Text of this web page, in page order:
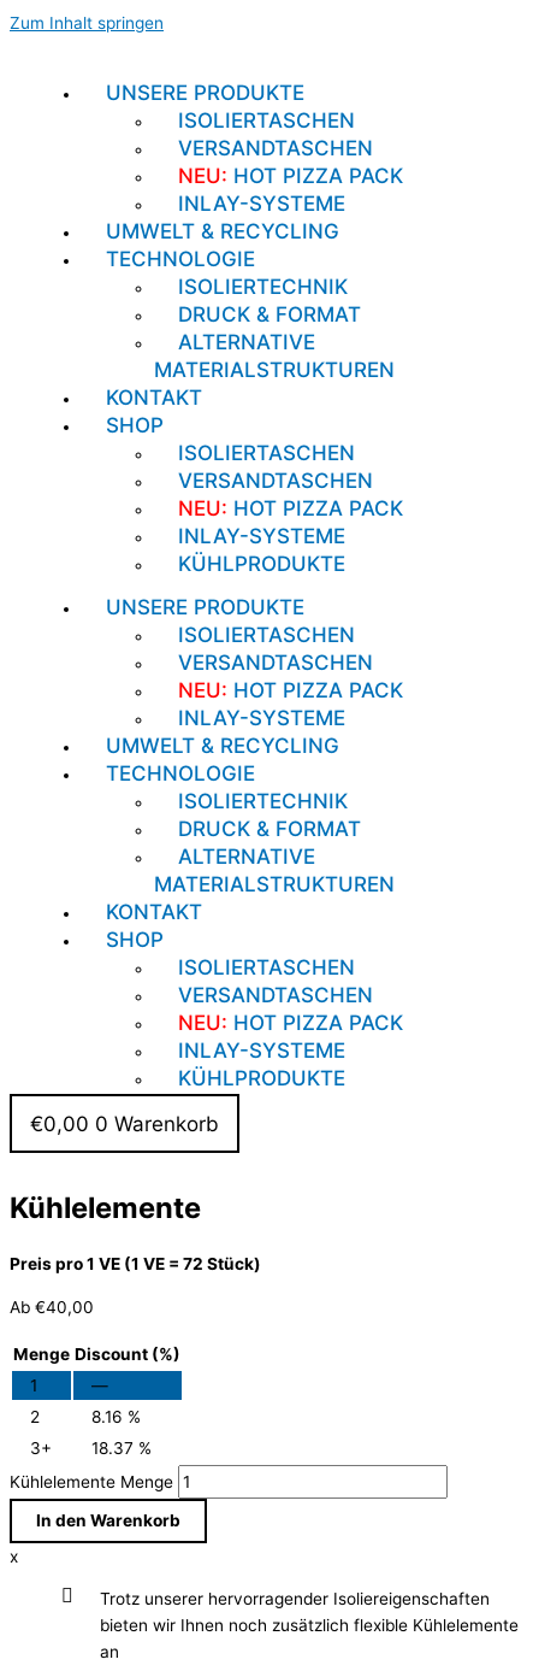
Zum Inhalt springen
UNSERE PRODUKTE
ISOLIERTASCHEN
VERSANDTASCHEN
NEU: HOT PIZZA PACK
INLAY-SYSTEME
UMWELT & RECYCLING
TECHNOLOGIE
ISOLIERTECHNIK
DRUCK & FORMAT
ALTERNATIVE
MATERIALSTRUKTUREN
KONTAKT
SHOP
ISOLIERTASCHEN
VERSANDTASCHEN
NEU: HOT PIZZA PACK
INLAY-SYSTEME
KÜHLPRODUKTE
UNSERE PRODUKTE
ISOLIERTASCHEN
VERSANDTASCHEN
NEU: HOT PIZZA PACK
INLAY-SYSTEME
UMWELT & RECYCLING
TECHNOLOGIE
ISOLIERTECHNIK
DRUCK & FORMAT
ALTERNATIVE
MATERIALSTRUKTUREN
KONTAKT
SHOP
ISOLIERTASCHEN
VERSANDTASCHEN
NEU: HOT PIZZA PACK
INLAY-SYSTEME
KÜHLPRODUKTE
€0,00 0 Warenkorb
Kühlelemente
Preis pro 1 VE (1 VE = 72 Stück)
Ab €40,00
Menge Discount (%)
1
—
2
8.16 %
3+
18.37 %
Kühlelemente Menge
In den Warenkorb
x
Trotz unserer hervorragender Isoliereigenschaften
bieten wir Ihnen noch zusätzlich flexible Kühlelemente
an